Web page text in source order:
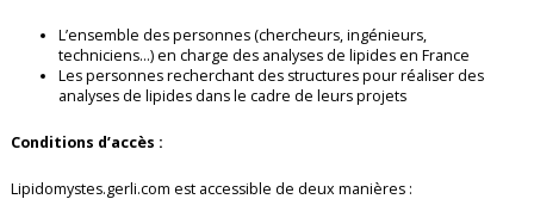
L’ensemble des personnes (chercheurs, ingénieurs,
techniciens…) en charge des analyses de lipides en France
Les personnes recherchant des structures pour réaliser des
analyses de lipides dans le cadre de leurs projets
Conditions d’accès :
Lipidomystes.gerli.com est accessible de deux manières :